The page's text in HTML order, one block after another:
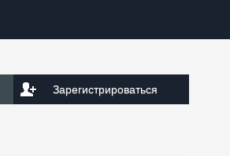
Зарегистрироваться